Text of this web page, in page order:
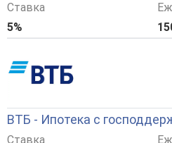
Ставка
5%
ВТБ - Ипотека с
Ставка